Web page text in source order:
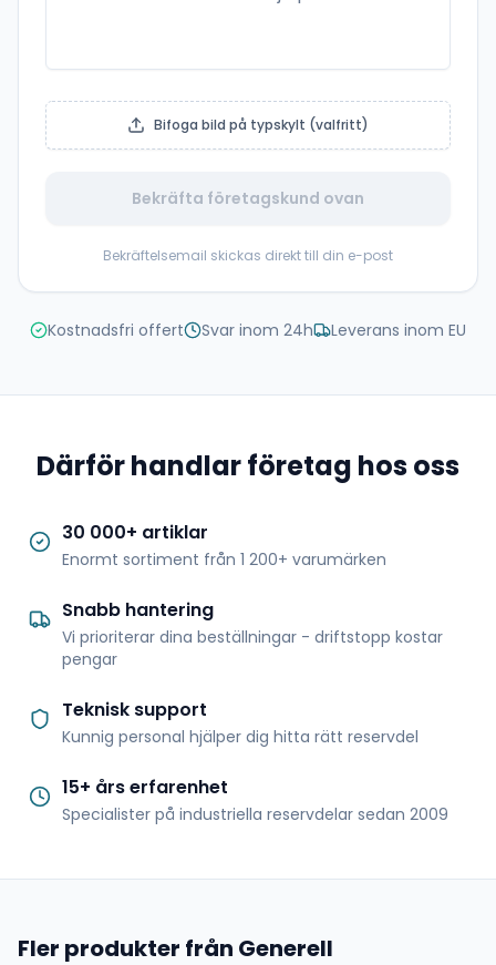
Bifoga bild på typskylt (valfritt)
Bekräfta företagskund ovan
Bekräftelsemail skickas direkt till din e-post
Kostnadsfri offert Svar inom 24h Leverans inom EU
Därför handlar företag hos oss
30 000+ artiklar
Enormt sortiment från 1 200+ varumärken
Snabb hantering
Vi prioriterar dina beställningar - driftstopp kostar
pengar
Teknisk support
Kunnig personal hjälper dig hitta rätt reservdel
15+ års erfarenhet
Specialister på industriella reservdelar sedan 2009
Fler produkter från Generell